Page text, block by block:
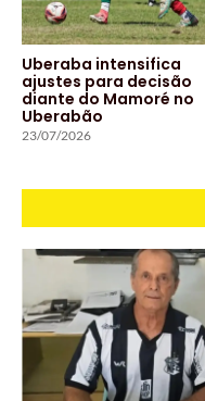
Uberaba intensifica
ajustes para decisão
diante do Mamoré no
Uberabão
23/07/2026